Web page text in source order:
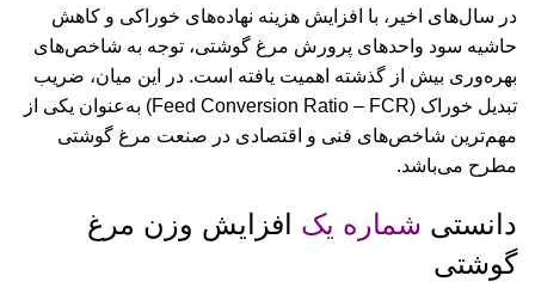
در سال‌های اخیر، با افزایش هزینه نهاده‌های خوراکی و کاهش
حاشیه سود واحدهای پرورش مرغ گوشتی، توجه به شاخص‌های
بهره‌وری بیش از گذشته اهمیت یافته است. در این میان، ضریب
تبدیل خوراک (Feed Conversion Ratio – FCR) به‌عنوان یکی از
مهم‌ترین شاخص‌های فنی و اقتصادی در صنعت مرغ گوشتی
مطرح می‌باشد.
دانستی شماره یک افزایش وزن مرغ
گوشتی